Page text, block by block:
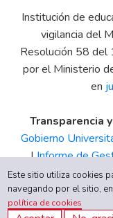
Institución de
vigilancia del
Resolución 58
por el Ministerio
en
Transparencia
Gobierno
|Informe de
Tributario|
Este sitio utiliza cookies
navegando por el sitio,
política de cookies